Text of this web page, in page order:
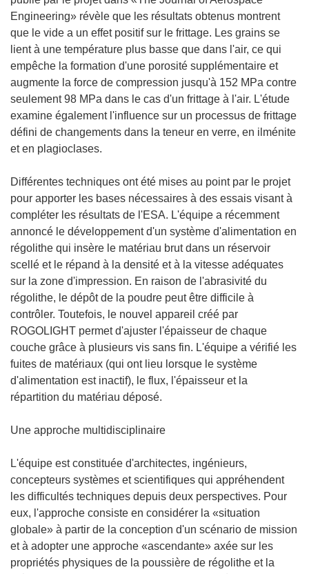
’
o
u
v
r
e
d
a
u
n
e
n
o
u
v
e
l
l
e
f
e
e
)
Engineering» révèle que les résultats obtenus montrent
que le vide a un effet positif sur le frittage. Les grains se
lient à une température plus basse que dans l'air, ce qui
empêche la formation d'une porosité supplémentaire et
augmente la force de compression jusqu'à 152 MPa contre
seulement 98 MPa dans le cas d'un frittage à l'air. L'étude
examine également l'influence sur un processus de frittage
défini de changements dans la teneur en verre, en ilménite
et en plagioclases.
Différentes techniques ont été mises au point par le projet
pour apporter les bases nécessaires à des essais visant à
compléter les résultats de l'ESA. L'équipe a récemment
annoncé le développement d'un système d'alimentation en
régolithe qui insère le matériau brut dans un réservoir
scellé et le répand à la densité et à la vitesse adéquates
sur la zone d'impression. En raison de l'abrasivité du
régolithe, le dépôt de la poudre peut être difficile à
contrôler. Toutefois, le nouvel appareil créé par
ROGOLIGHT permet d'ajuster l'épaisseur de chaque
couche grâce à plusieurs vis sans fin. L'équipe a vérifié les
fuites de matériaux (qui ont lieu lorsque le système
d'alimentation est inactif), le flux, l'épaisseur et la
répartition du matériau déposé.
Une approche multidisciplinaire
L'équipe est constituée d'architectes, ingénieurs,
concepteurs systèmes et scientifiques qui appréhendent
les difficultés techniques depuis deux perspectives. Pour
eux, l'approche consiste en considérer la «situation
globale» à partir de la conception d'un scénario de mission
et à adopter une approche «ascendante» axée sur les
propriétés physiques de la poussière de régolithe et la